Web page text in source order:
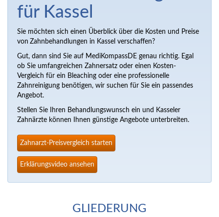
für Kassel
Sie möchten sich einen Überblick über die Kosten und Preise
von Zahnbehandlungen in Kassel verschaffen?
Gut, dann sind Sie auf MediKompassDE genau richtig. Egal
ob Sie umfangreichen Zahnersatz oder einen Kosten-
Vergleich für ein Bleaching oder eine professionelle
Zahnreinigung benötigen, wir suchen für Sie ein passendes
Angebot.
Stellen Sie Ihren Behandlungswunsch ein und Kasseler
Zahnärzte können Ihnen günstige Angebote unterbreiten.
Zahnarzt-Preisvergleich starten
Erklärungsvideo ansehen
GLIEDERUNG